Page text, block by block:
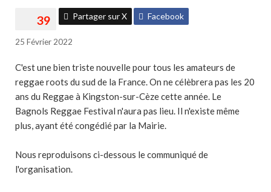
Partager sur X Facebook
25 Février 2022
C'est une bien triste nouvelle pour tous les amateurs de
reggae roots du sud de la France. On ne célèbrera pas les 20
ans du Reggae à Kingston-sur-Cèze cette année. Le
Bagnols Reggae Festival n'aura pas lieu. Il n'existe même
plus, ayant été congédié par la Mairie.
Nous reproduisons ci-dessous le communiqué de
l'organisation.